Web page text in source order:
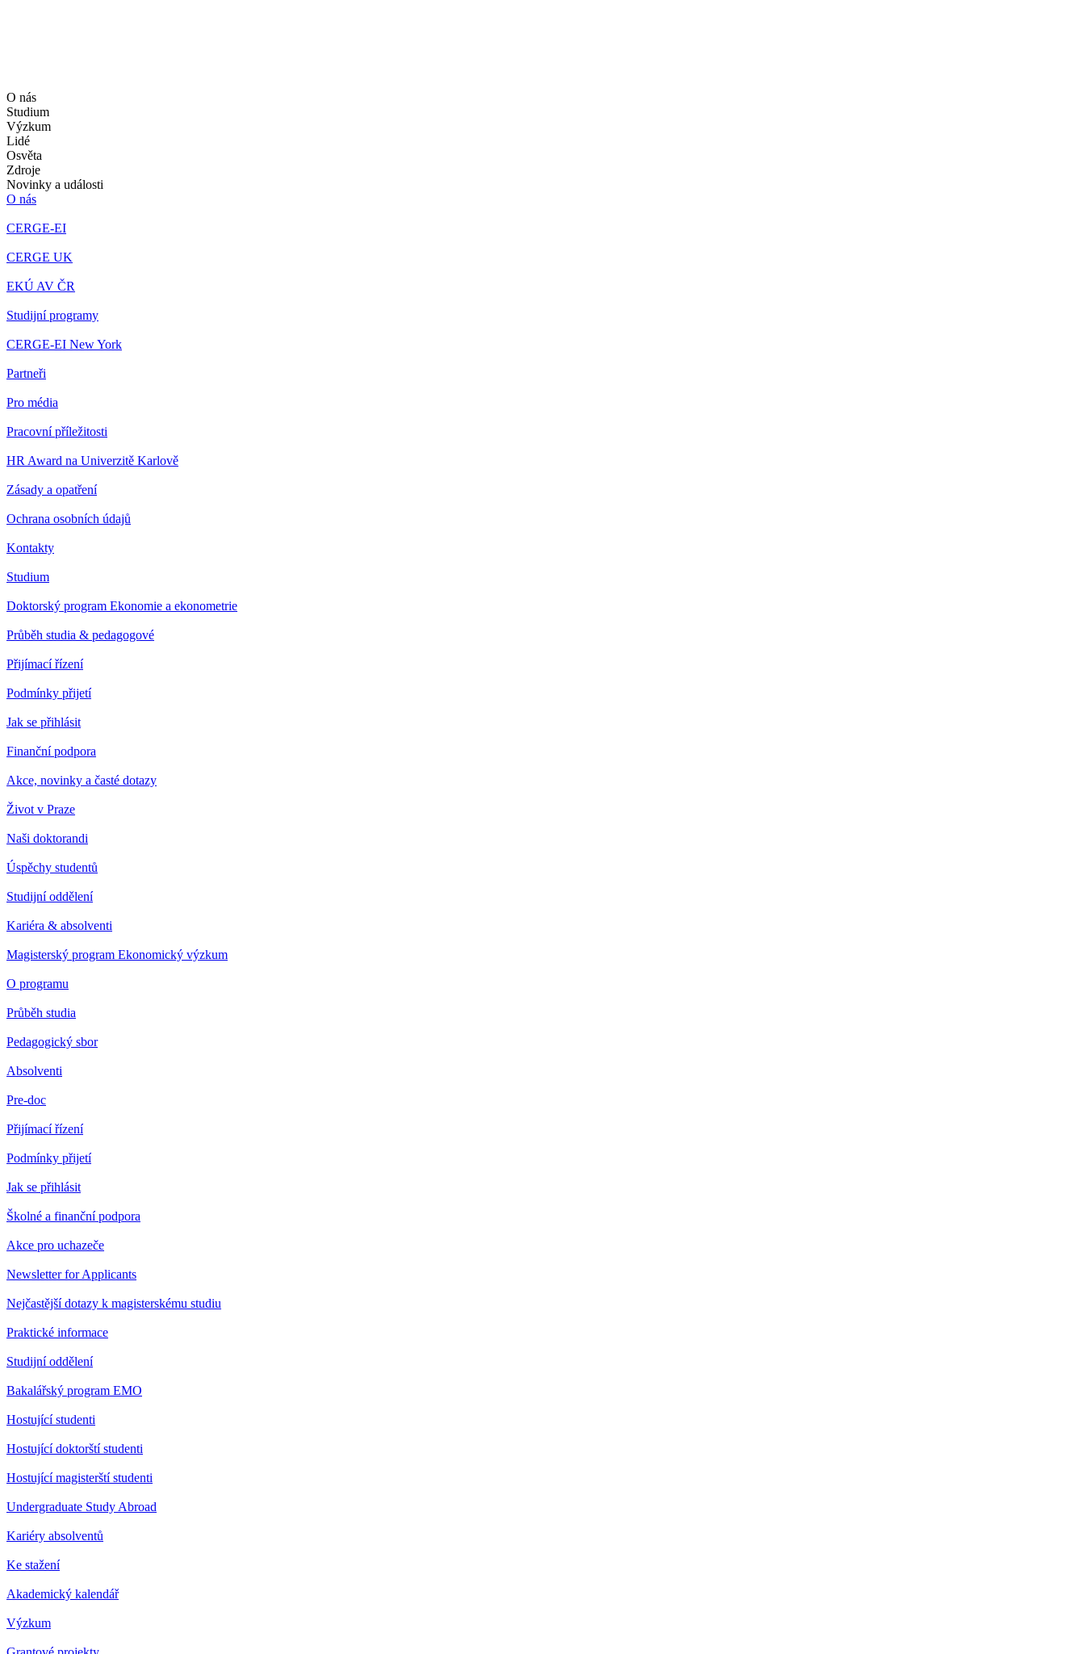
O nás
Studium
Výzkum
Lidé
Osvěta
Zdroje
Novinky a události
O nás
CERGE-EI
CERGE UK
EKÚ AV ČR
Studijní programy
CERGE-EI New York
Partneři
Pro média
Pracovní příležitosti
HR Award na Univerzitě Karlově
Zásady a opatření
Ochrana osobních údajů
Kontakty
Studium
Doktorský program Ekonomie a ekonometrie
Průběh studia & pedagogové
Přijímací řízení
Podmínky přijetí
Jak se přihlásit
Finanční podpora
Akce, novinky a časté dotazy
Život v Praze
Naši doktorandi
Úspěchy studentů
Studijní oddělení
Kariéra & absolventi
Magisterský program Ekonomický výzkum
O programu
Průběh studia
Pedagogický sbor
Absolventi
Pre-doc
Přijímací řízení
Podmínky přijetí
Jak se přihlásit
Školné a finanční podpora
Akce pro uchazeče
Newsletter for Applicants
Nejčastější dotazy k magisterskému studiu
Praktické informace
Studijní oddělení
Bakalářský program EMO
Hostující studenti
Hostující doktorští studenti
Hostující magisterští studenti
Undergraduate Study Abroad
Kariéry absolventů
Ke stažení
Akademický kalendář
Výzkum